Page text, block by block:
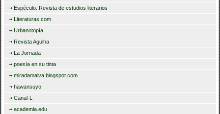
Espéculo. Revista de estudios literarios
Literaturas.com
Urbanotopía
Revista Agulha
La Jornada
poesía en su tinta
miradamalva.blogspot.com
hawansuyo
Canal-L
academia.edu